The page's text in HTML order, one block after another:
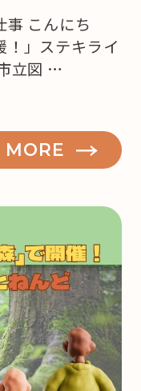
事 こんにち
！」ステキライ
立図 …